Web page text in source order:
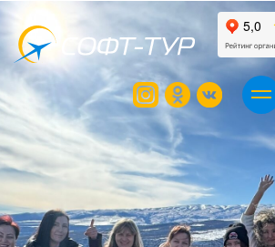
Вход для агентов